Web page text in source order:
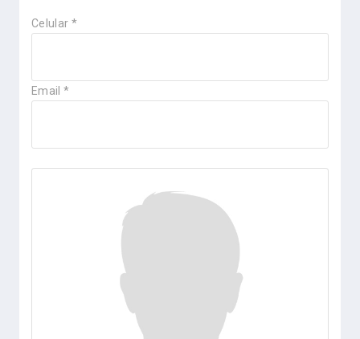
Celular *
Email *